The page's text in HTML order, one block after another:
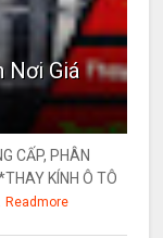
Nơi Giá
CẤP, PHÂN
KÍNH Ô TÔ
Readmore